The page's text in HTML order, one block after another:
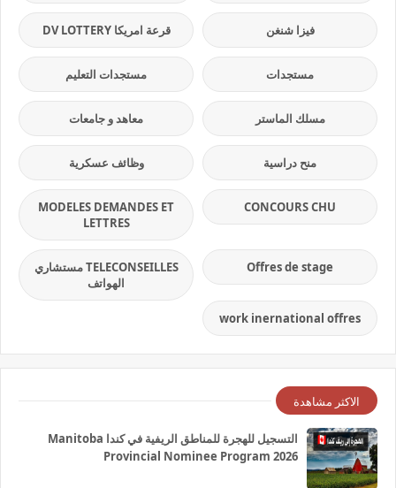
فيزا شنغن قرعة امريكا DV LOTTERY
مستجدات مستجدات التعليم
مسلك الماستر معاهد و جامعات
منح دراسية وظائف عسكرية
CONCOURS CHU
MODELES DEMANDES ET
LETTRES
Offres de stage
TELECONSEILLES مستشاري
الهواتف
work inernational offres
الاكثر مشاهدة
التسجيل للهجرة للمناطق الريفية في كندا Manitoba
Provincial Nominee Program 2026